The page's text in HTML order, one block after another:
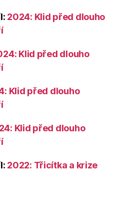
: 2024: Klid před dlouho
Klid před dlouho
Klid před dlouho
Klid před dlouho
: 2022: Třicítka a krize